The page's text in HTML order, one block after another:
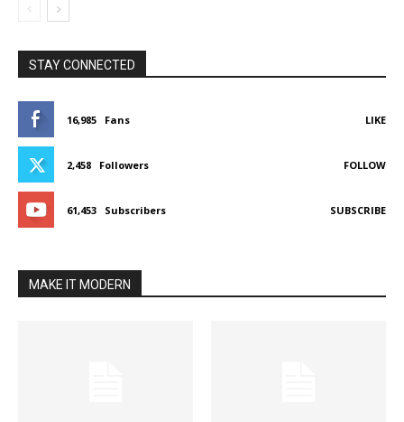
STAY CONNECTED
16,985 Fans LIKE
2,458 Followers FOLLOW
61,453 Subscribers SUBSCRIBE
MAKE IT MODERN